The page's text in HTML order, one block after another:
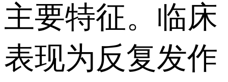
主要特征。临床
表现为反复发作